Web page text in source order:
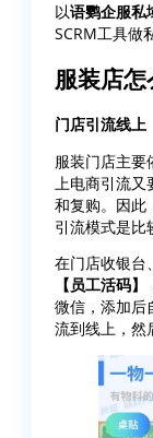
以语鹦企服私
SCRM工具做
服装店怎
门店引流线上
服装门店主要
上电商引流
和复购。因此
引流模式是比
在门店收银台
【员工活码】
微信，添加后
流到线上，然